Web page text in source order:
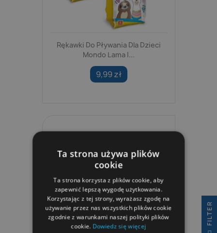
Rękawki Do Pływania Dla Dzieci
Mondo Lama I...
9,99 zł
R
Ta strona używa plików
cookie
Ta strona korzysta z plików cookie, aby
zapewnić lepszą wygodę użytkowania.
Korzystając z tej strony, wyrażasz zgodę na
używanie przez nas wszystkich plików cookie
zgodnie z warunkami naszej polityki plików
cookie. Dowiedz się więcej